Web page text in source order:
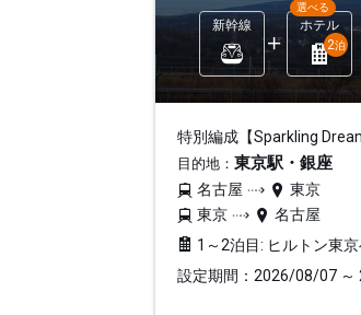
新幹線 ホテル
選べる
2泊
特別編成【Sparkling
目的地： 東京駅・銀座
名古屋
東京
東京
名古屋
1～2泊目: ヒルトン東京
設定期間：2026/08/07